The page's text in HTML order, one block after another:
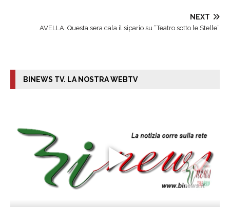
NEXT
AVELLA. Questa sera cala il sipario su “Teatro sotto le Stelle”
BINEWS TV. LA NOSTRA WEBTV